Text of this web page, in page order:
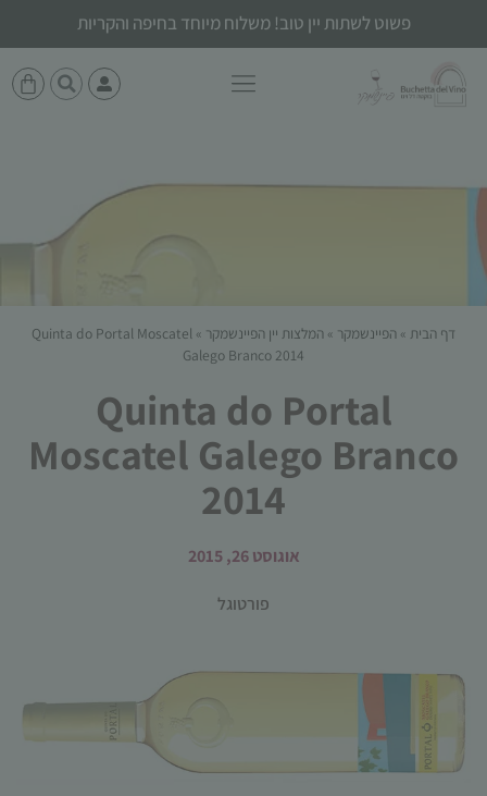
פשוט לשתות יין טוב! משלוח מיוחד בחיפה והקריות
דף הבית » הפיינשמקר » המלצות יין הפיינשמקר »
Quinta do Portal Moscatel
Galego Branco 2014
Quinta do Portal
Moscatel Galego Branco
2014
אוגוסט 26, 2015
פורטוגל
הכרחי
קובצי
אלו אינם
אופציונליים.